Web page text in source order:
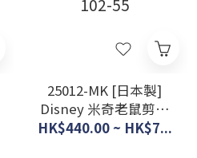
25012-MK [日本製]
Disney 米奇老鼠剪影
帝人Ecolier(R) 窗紗
HK$440.00 ~ HK$7...